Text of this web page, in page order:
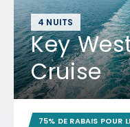
4 NUITS
Key
Cruise
75% DE RABAIS POUR